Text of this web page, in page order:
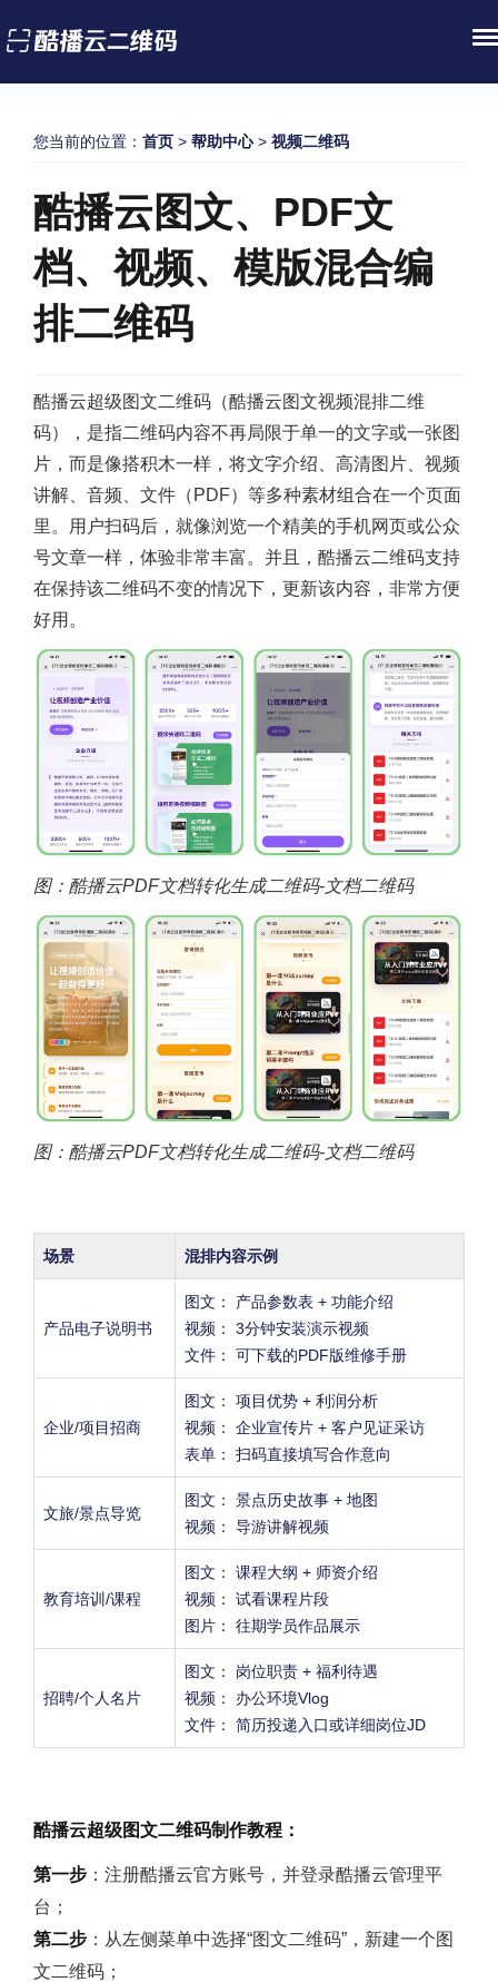
您当前的位置： 首页 > 帮助中心> 视频二维码
酷播云图文、PDF文
档、视频、模版混合编
排二维码
酷播云超级图文二维码（酷播云图文视频混排二维
码），是指二维码内容不再局限于单一的文字或一张图
片，而是像搭积木一样，将文字介绍、高清图片、视频
讲解、音频、文件（PDF）等多种素材组合在一个页面
里。用户扫码后，就像浏览一个精美的手机网页或公众
号文章一样，体验非常丰富。并且，酷播云二维码支持
在保持该二维码不变的情况下，更新该内容，非常方便
好用。
图：酷播云PDF文档转化生成二维码-文档二维码
图：酷播云PDF文档转化生成二维码-文档二维码
场景 混排内容示例
产品电子说明书
图文： 产品参数表 + 功能介绍
视频： 3分钟安装演示视频
文件： 可下载的PDF版维修手册
企业/项目招商
图文： 项目优势 + 利润分析
视频： 企业宣传片 + 客户见证采访
表单： 扫码直接填写合作意向
文旅/景点导览
图文： 景点历史故事 + 地图
视频： 导游讲解视频
教育培训/课程
图文： 课程大纲 + 师资介绍
视频： 试看课程片段
图片： 往期学员作品展示
招聘/个人名片
图文： 岗位职责 + 福利待遇
视频： 办公环境Vlog
文件： 简历投递入口或详细岗位JD
酷播云超级图文二维码制作教程：
第一步 ：注册酷播云官方账号，并登录酷播云管理平
台；
第二步 ：从左侧菜单中选择“图文二维码”，新建一个图
文二维码；